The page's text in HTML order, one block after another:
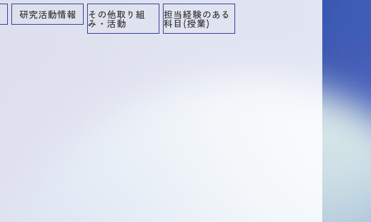
研究活動情報 その他取り組
み・活動
担当経験のある
科目(授業)